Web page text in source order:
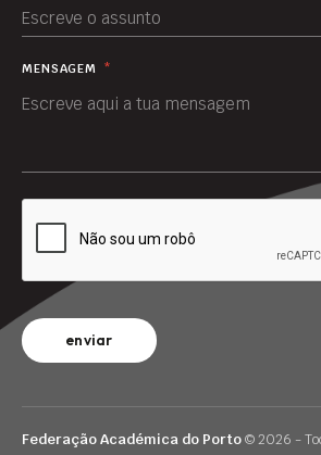
MENSAGEM *
enviar
Federação Académica do Porto© 2026 -